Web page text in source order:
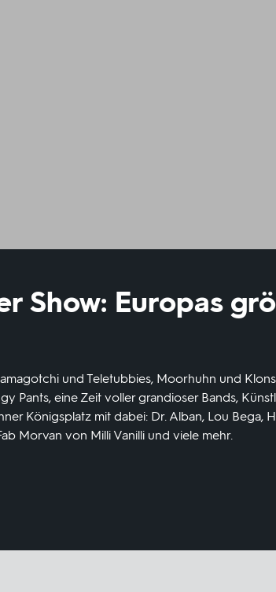
Show: Europas
und Teletubbies, Moorhuhn und
Pants, eine Zeit voller grandioser Bands,
Königsplatz mit dabei: Dr. Alban, Lou Bega,
Morvan von Milli Vanilli und viele mehr.